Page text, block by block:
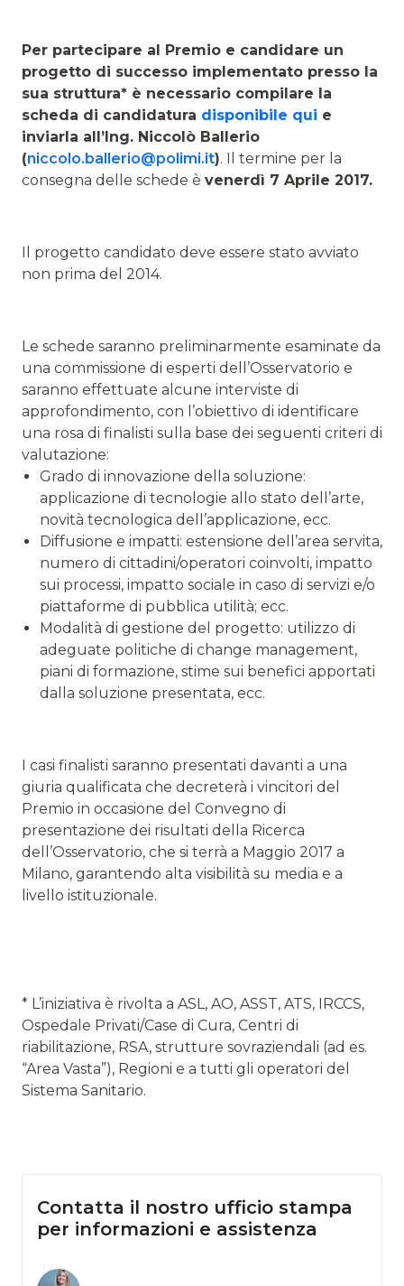
Per partecipare al Premio e candidare un
progetto di successo implementato presso la
sua struttura* è necessario compilare la
scheda di candidatura disponibile qui e
inviarla all’Ing. Niccolò Ballerio
(niccolo.ballerio@polimi.it). Il termine per la
consegna delle schede è venerdì 7 Aprile 2017.
Il progetto candidato deve essere stato avviato
non prima del 2014.
Le schede saranno preliminarmente esaminate da
una commissione di esperti dell’Osservatorio e
saranno effettuate alcune interviste di
approfondimento, con l’obiettivo di identificare
una rosa di finalisti sulla base dei seguenti criteri di
valutazione:
Grado di innovazione della soluzione:
applicazione di tecnologie allo stato dell’arte,
novità tecnologica dell’applicazione, ecc.
Diffusione e impatti: estensione dell’area servita,
numero di cittadini/operatori coinvolti, impatto
sui processi, impatto sociale in caso di servizi e/o
piattaforme di pubblica utilità; ecc.
Modalità di gestione del progetto: utilizzo di
adeguate politiche di change management,
piani di formazione, stime sui benefici apportati
dalla soluzione presentata, ecc.
I casi finalisti saranno presentati davanti a una
giuria qualificata che decreterà i vincitori del
Premio in occasione del Convegno di
presentazione dei risultati della Ricerca
dell’Osservatorio, che si terrà a Maggio 2017 a
Milano, garantendo alta visibilità su media e a
livello istituzionale.
* L’iniziativa è rivolta a ASL, AO, ASST, ATS, IRCCS,
Ospedale Privati/Case di Cura, Centri di
riabilitazione, RSA, strutture sovraziendali (ad es.
“Area Vasta”), Regioni e a tutti gli operatori del
Sistema Sanitario.
Contatta il nostro ufficio stampa
per informazioni e assistenza